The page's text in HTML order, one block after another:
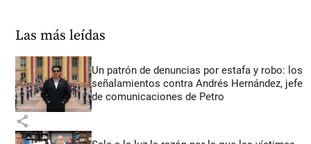
Las más leídas
Un patrón de denuncias por estafa y robo: los
señalamientos contra Andrés Hernández, jefe
de comunicaciones de Petro
share